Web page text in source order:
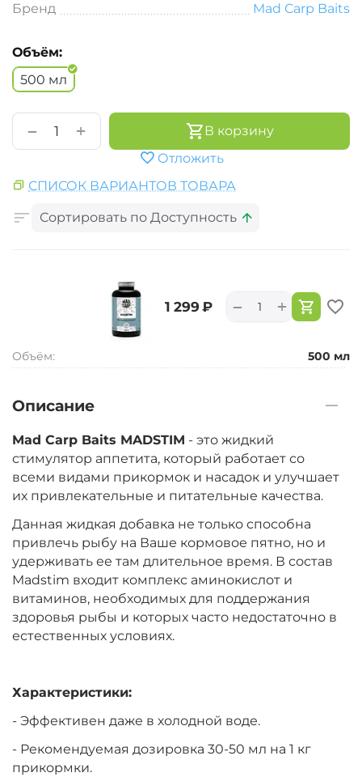
Бренд Mad Carp Baits
Объём:
500 мл
+
−
В корзину
Отложить
СПИСОК ВАРИАНТОВ ТОВАРА
Сортировать по Доступность
‍1 299‍ ₽ +
−
Объём: 500 мл
Описание
Mad Carp Baits MADSTIM - это жидкий
стимулятор аппетита, который работает со
всеми видами прикормок и насадок и улучшает
их привлекательные и питательные качества.
Данная жидкая добавка не только способна
привлечь рыбу на Ваше кормовое пятно, но и
удерживать ее там длительное время. В состав
Madstim входит комплекс аминокислот и
витаминов, необходимых для поддержания
здоровья рыбы и которых часто недостаточно в
естественных условиях.
Характеристики:
- Эффективен даже в холодной воде.
- Рекомендуемая дозировка 30-50 мл на 1 кг
прикормки.